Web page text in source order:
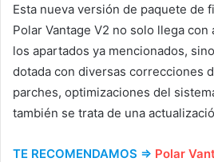
Esta nueva versión de paquete de
Polar Vantage V2 no solo llega
los apartados ya mencionados,
dotada con diversas correcciones
parches, optimizaciones del
también se trata de una
TE RECOMENDAMOS ⇒ Polar